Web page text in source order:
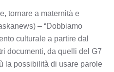
tornare a maternità e
– “Dobbiamo
culturale a partire dal
documenti, da quelli del G7
la possibilità di usare parole